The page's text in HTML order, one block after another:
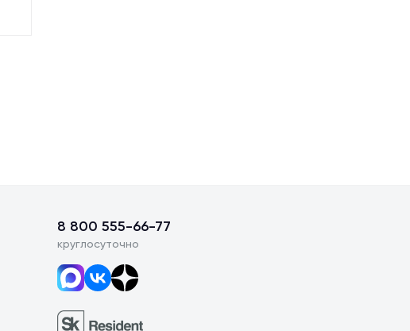
8 800 555-66-77
круглосуточно